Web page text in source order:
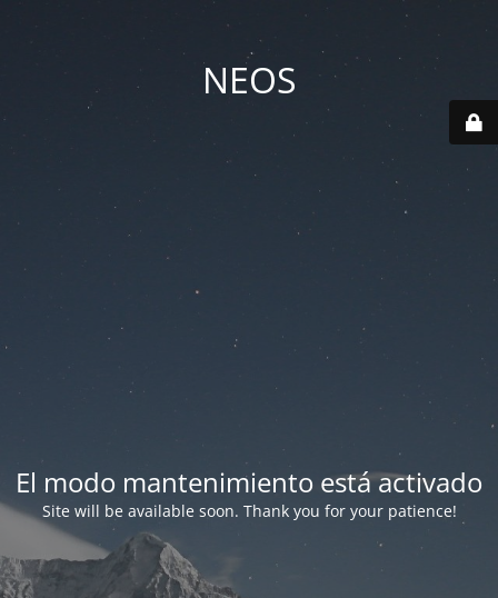
NEOS
El modo mantenimiento está activado
Site will be available soon. Thank you for your patience!